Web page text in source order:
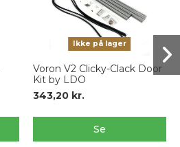
Ikke på lager
Voron V2 Clicky-Clack Door
Kit by LDO
343,20 kr.
Se